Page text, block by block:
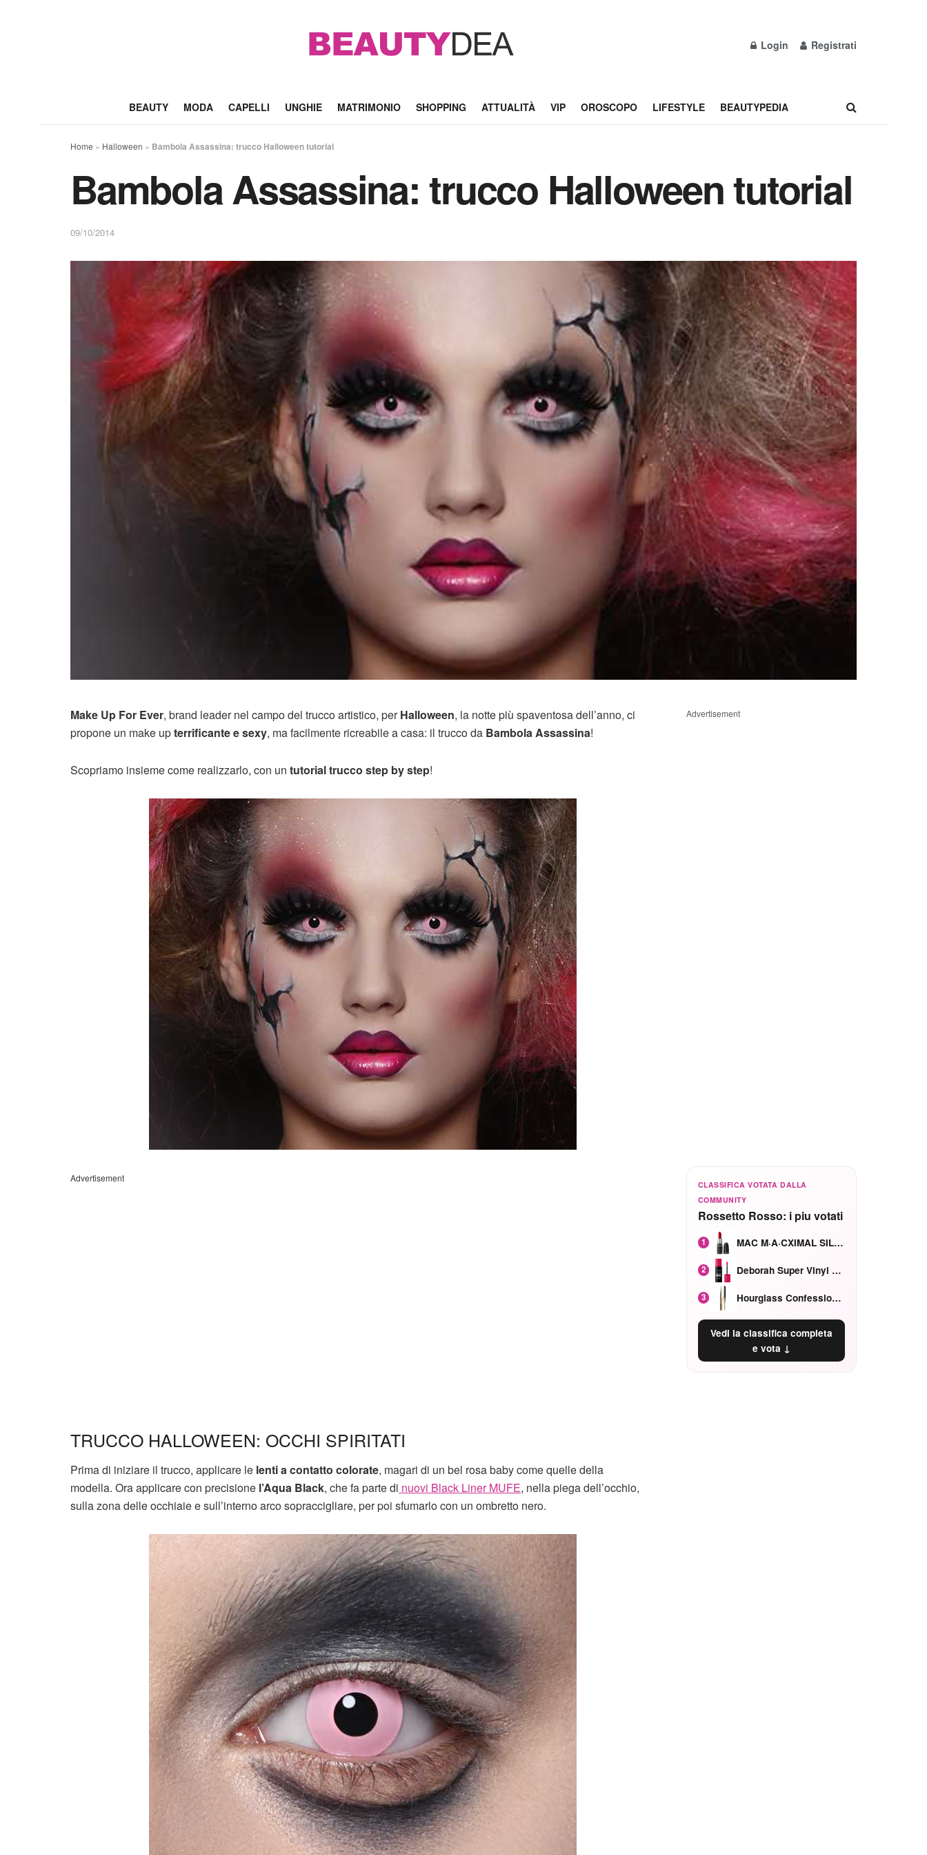
Login Registrati
BEAUTY MODA CAPELLI UNGHIE MATRIMONIO SHOPPING ATTUALITÀ VIP OROSCOPO LIFESTYLE BEAUTYPEDIA
Home » Halloween » Bambola Assassina: trucco Halloween tutorial
Bambola Assassina: trucco Halloween tutorial
09/10/2014
Make Up For Ever, brand leader nel campo del trucco artistico, perHalloween, la notte più spaventosa dell’anno, ci
propone un make upterrificante e sexy, ma facilmente ricreabile a casa: il trucco da Bambola Assassina!
Scopriamo insieme come realizzarlo, con un tutorial trucco step by step!
Advertisement
TRUCCO HALLOWEEN: OCCHI SPIRITATI
Prima di iniziare il trucco, applicare le lenti a contatto colorate, magari di un bel rosa baby come quelle della
modella. Ora applicare con precisione l’Aqua Black, che fa parte di nuovi Black Liner MUFE, nella piega dell’occhio,
sulla zona delle occhiaie e sull’interno arco sopraccigliare, per poi sfumarlo con un ombretto nero.
Advertisement
CLASSIFICA VOTATA DALLA
COMMUNITY
Rossetto Rosso: i piu votati
1 MAC M·A·CXIMAL SILKY MATTE Red Rock mat
2 Deborah Super Vinyl Shake Rosa Ciliegia
3 Hourglass Confession Ricaricabile Ultra Preciso Ad Alta Intensità Secretly Classic Red
Vedi la classifica completa
e vota ↓